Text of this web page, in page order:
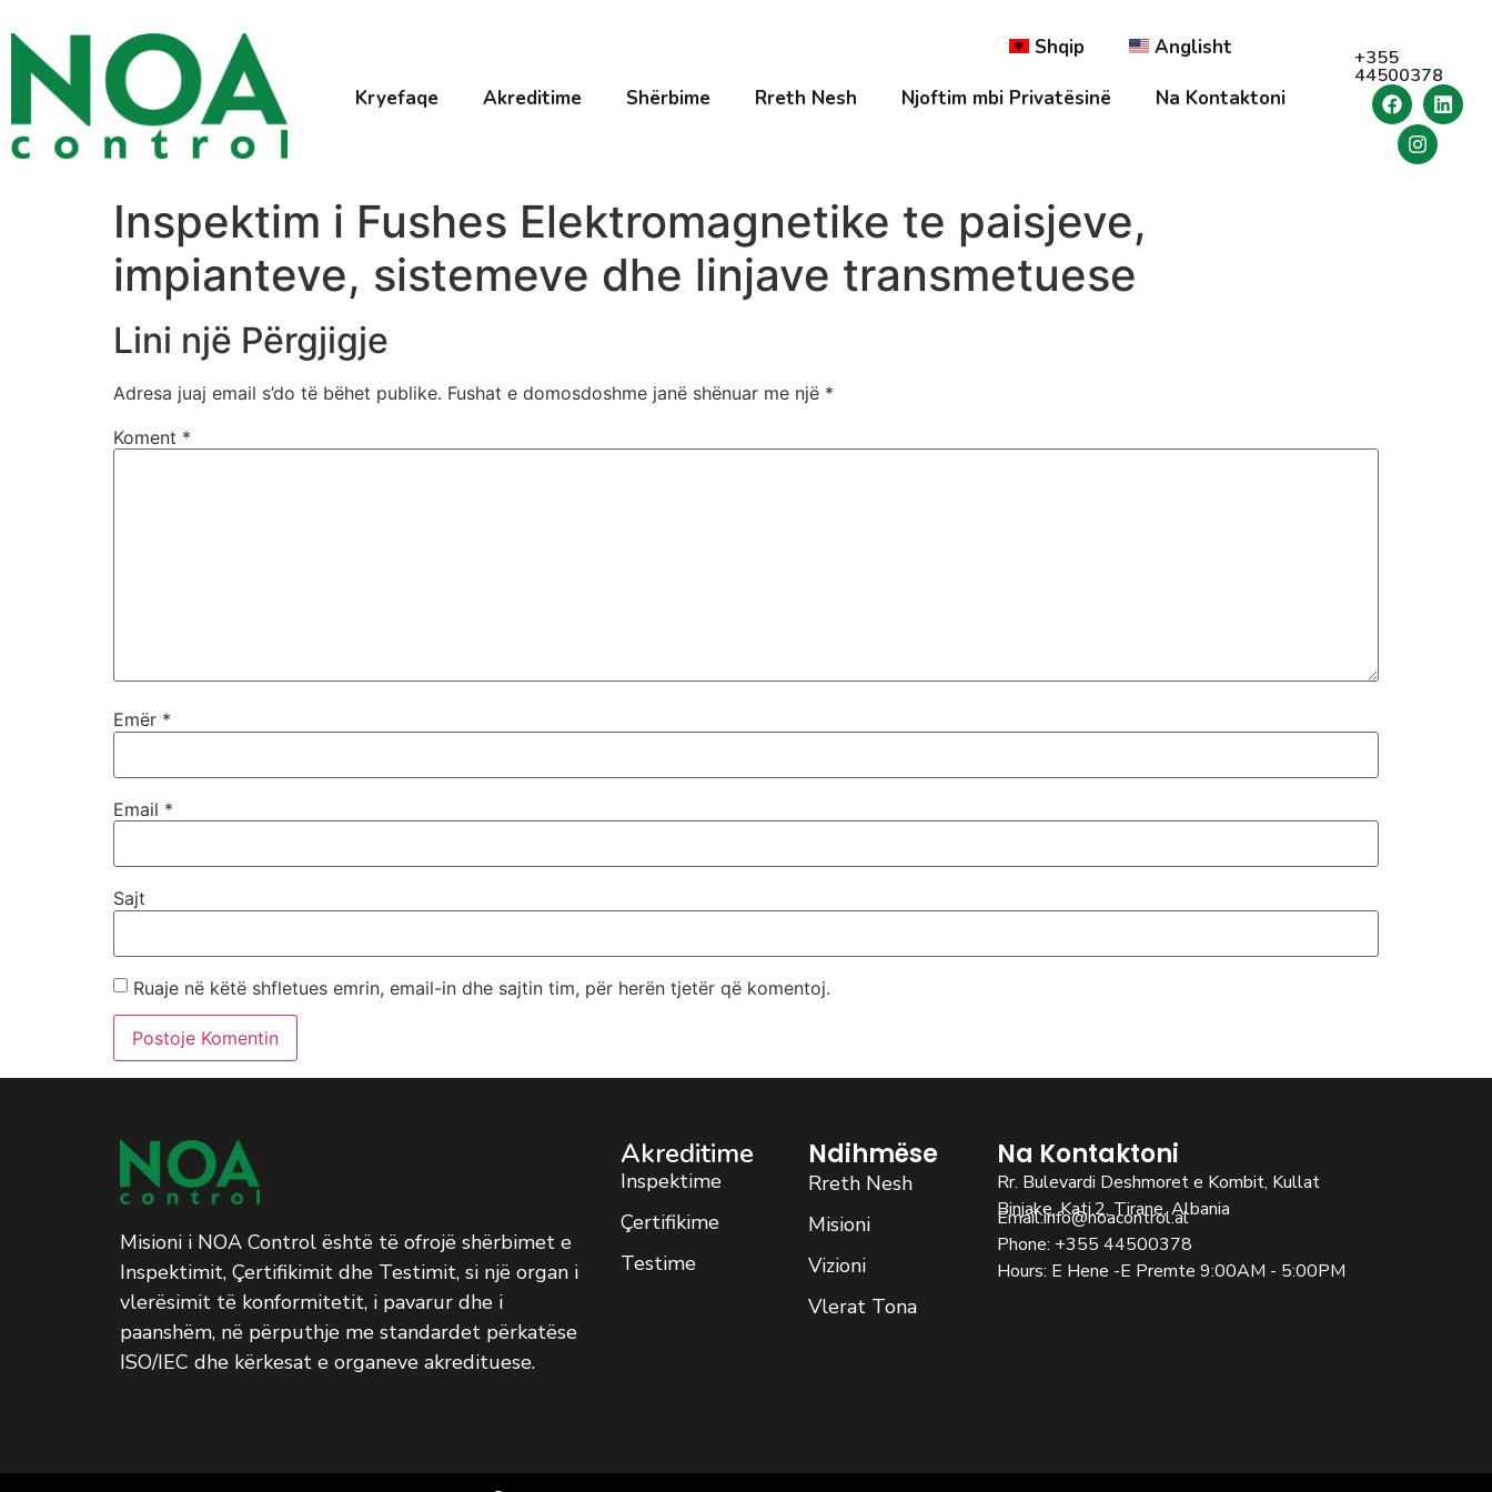
Shqip
Anglisht
Kryefaqe
Akreditime Shërbime Rreth Nesh Njoftim mbi Privatësinë Na Kontaktoni
+355
44500378
Inspektim i Fushes Elektromagnetike te paisjeve,
impianteve, sistemeve dhe linjave transmetuese
Lini një Përgjigje
Adresa juaj email s’do të bëhet publike. Fushat e domosdoshme janë shënuar me një *
Koment *
Emër *
Email *
Sajt
Ruaje në këtë shfletues emrin, email-in dhe sajtin tim, për herën tjetër që komentoj.
Misioni i NOA Control është të ofrojë shërbimet e
Inspektimit, Çertifikimit dhe Testimit, si një organ i
vlerësimit të konformitetit, i pavarur dhe i
paanshëm, në përputhje me standardet përkatëse
ISO/IEC dhe kërkesat e organeve akredituese.
Akreditime
Inspektime
Çertifikime
Testime
Ndihmëse
Rreth Nesh
Misioni
Vizioni
Vlerat Tona
Na Kontaktoni
Rr. Bulevardi Deshmoret e Kombit, Kullat
Binjake, Kati.2, Tirane, Albania
Email:info@noacontrol.al
Phone: +355 44500378
Hours: E Hene -E Premte 9:00AM - 5:00PM